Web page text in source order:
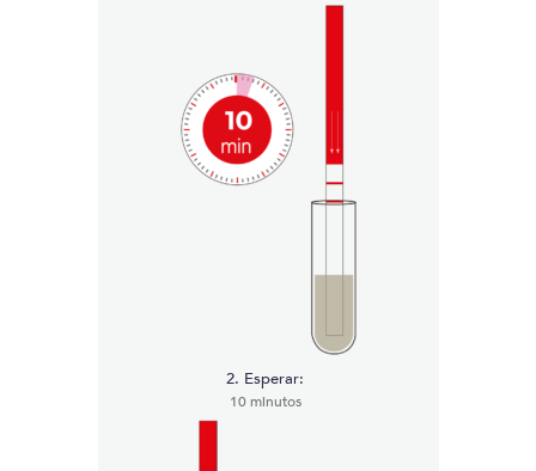
2. Esperar:
10 minutos